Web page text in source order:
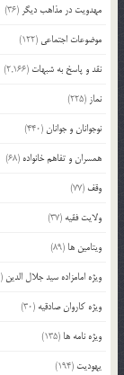
مهدویت در مذاهب دیگر (36)
موضوعات اجتماعی (122)
نقد و پاسخ به شبهات (2,166)
نماز (225)
نوجوانان و جوانان(440)
همسران و تفاهم خانواده (68)
وقف (77)
ولایت فقیه (37)
ویتامین ها (89)
ویژه امامزاده سید جلال الدین (16)
ویژه کاروان صادقیه (30)
ویژه نامه ها (135)
یهودیت (194)